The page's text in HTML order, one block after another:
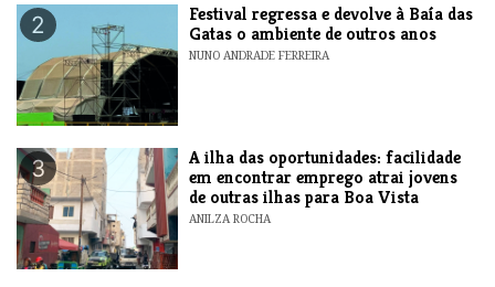
2
Festival regressa e devolve à Baía das
Gatas o ambiente de outros anos
NUNO ANDRADE FERREIRA
3
A ilha das oportunidades: facilidade
em encontrar emprego atrai jovens
de outras ilhas para Boa Vista
ANILZA ROCHA